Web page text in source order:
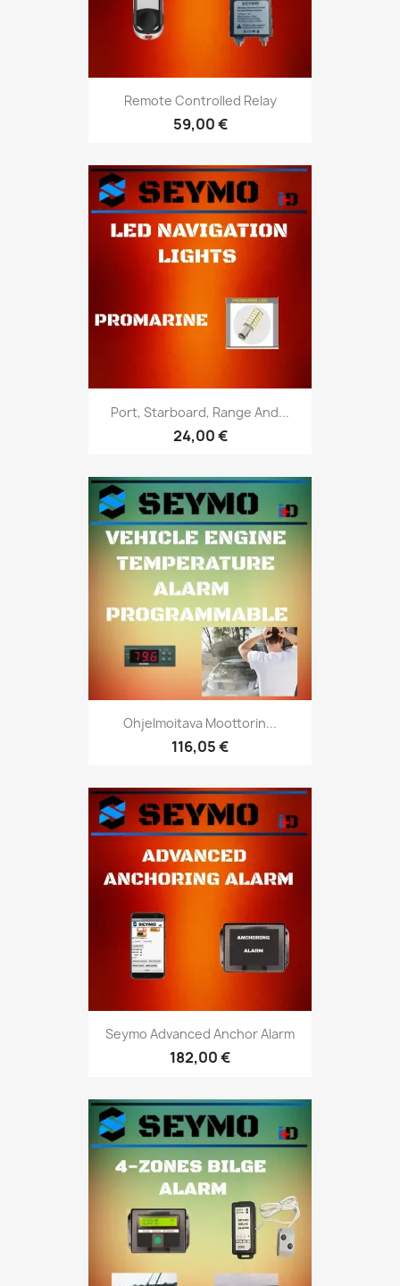
Remote Controlled Relay
59,00 €
Port, Starboard, Range And...
24,00 €
Ohjelmoitava Moottorin...
116,05 €
Seymo Advanced Anchor Alarm
182,00 €